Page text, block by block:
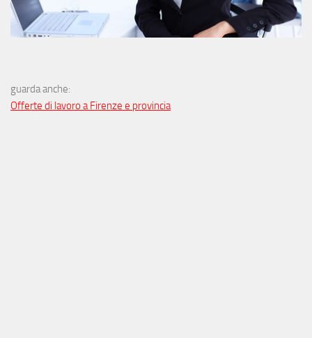
guarda anche:
Offerte di lavoro a Firenze e provincia